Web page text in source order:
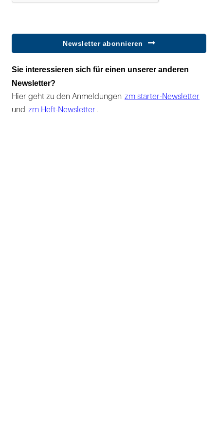
Newsletter abonnieren
Sie interessieren sich für einen unserer anderen
Newsletter?
Hier geht zu den Anmeldungen zm starter-Newsletter
und zm Heft-Newsletter .